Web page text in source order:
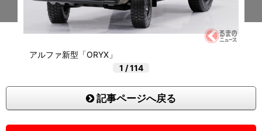
アルファ新型「ORYX」
1 /114
記事ページへ戻る